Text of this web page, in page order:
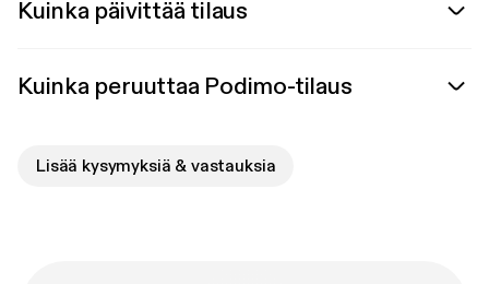
Kuinka päivittää tilaus
Kuinka peruuttaa Podimo-tilaus
Lisää kysymyksiä & vastauksia